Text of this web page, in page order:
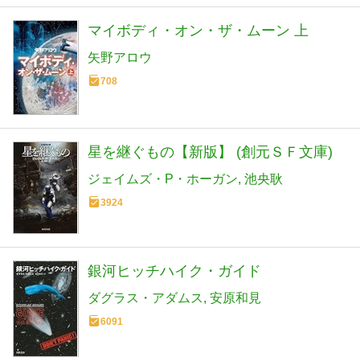
マイボディ・オン・ザ・ムーン 上
矢野アロウ
708
星を継ぐもの【新版】 (創元ＳＦ文庫)
ジェイムズ・P・ホーガン 池央耿
3924
銀河ヒッチハイク・ガイド
ダグラス・アダムス 安原和見
6091